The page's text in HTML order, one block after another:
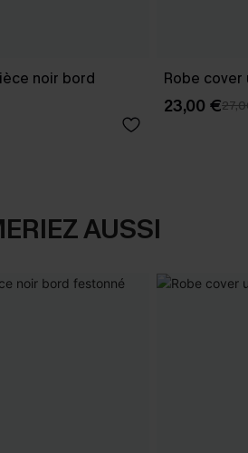
noir bord
Robe
23,00 €
AUSSI